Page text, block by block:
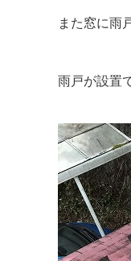
また窓に雨
雨戸が設置